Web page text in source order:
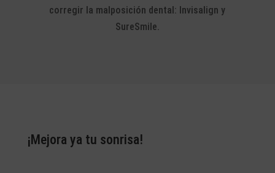
corregir la malposición dental: Invisalign y
SureSmile.
¡Mejora ya tu sonrisa!